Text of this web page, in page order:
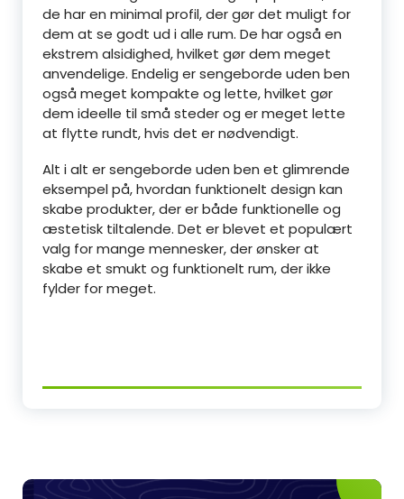
de har en minimal profil, der gør det muligt for
dem at se godt ud i alle rum. De har også en
ekstrem alsidighed, hvilket gør dem meget
anvendelige. Endelig er sengeborde uden ben
også meget kompakte og lette, hvilket gør
dem ideelle til små steder og er meget lette
at flytte rundt, hvis det er nødvendigt.
Alt i alt er sengeborde uden ben et glimrende
eksempel på, hvordan funktionelt design kan
skabe produkter, der er både funktionelle og
æstetisk tiltalende. Det er blevet et populært
valg for mange mennesker, der ønsker at
skabe et smukt og funktionelt rum, der ikke
fylder for meget.